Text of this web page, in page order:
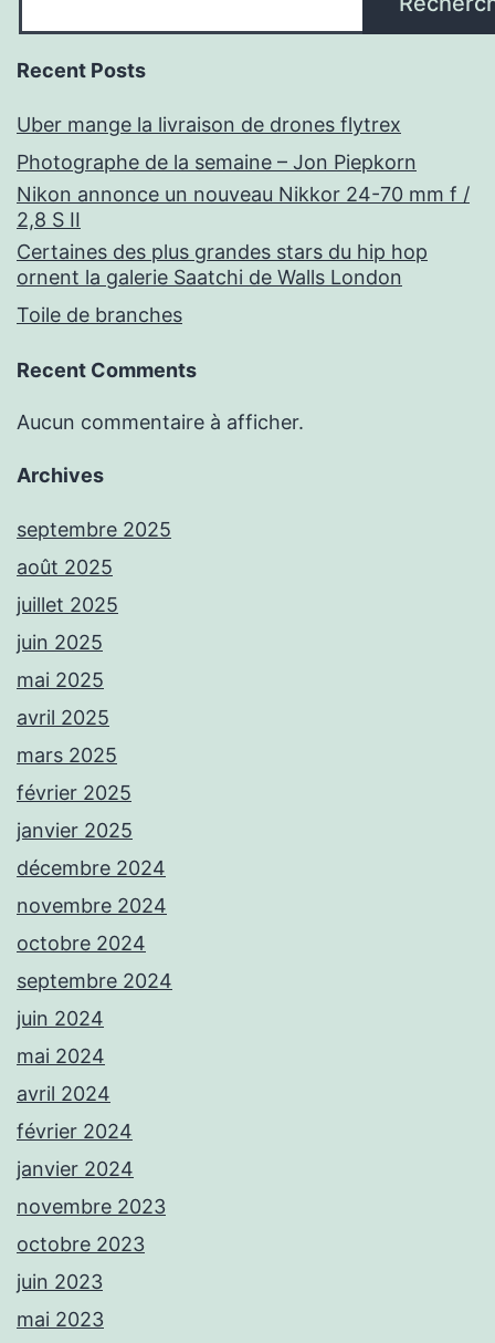
Recent Posts
Uber mange la livraison de drones flytrex
Photographe de la semaine – Jon Piepkorn
Nikon annonce un nouveau Nikkor 24-70 mm f /
2,8 S II
Certaines des plus grandes stars du hip hop
ornent la galerie Saatchi de Walls London
Toile de branches
Recent Comments
Aucun commentaire à afficher.
Archives
septembre 2025
août 2025
juillet 2025
juin 2025
mai 2025
avril 2025
mars 2025
février 2025
janvier 2025
décembre 2024
novembre 2024
octobre 2024
septembre 2024
juin 2024
mai 2024
avril 2024
février 2024
janvier 2024
novembre 2023
octobre 2023
juin 2023
mai 2023